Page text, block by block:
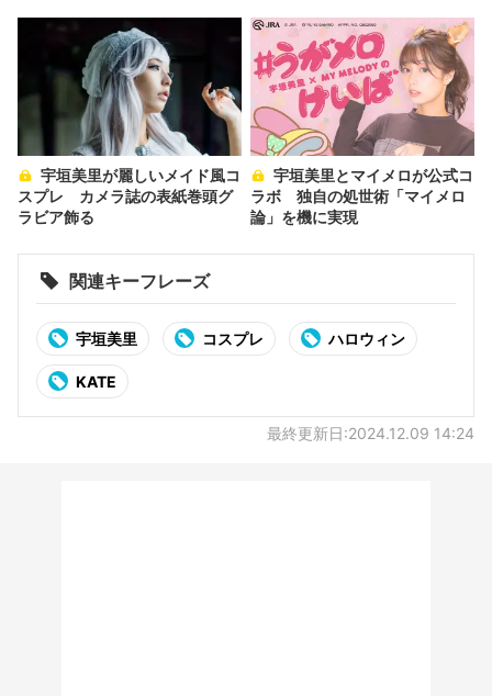
スプレ カメラ誌の表紙巻頭グ
ラビア飾る
ラボ 独自の処世術「マイメロ
論」を機に実現
関連キーフレーズ
宇垣美里 コスプレ ハロウィン
KATE
最終更新日:2024.12.09 14:24